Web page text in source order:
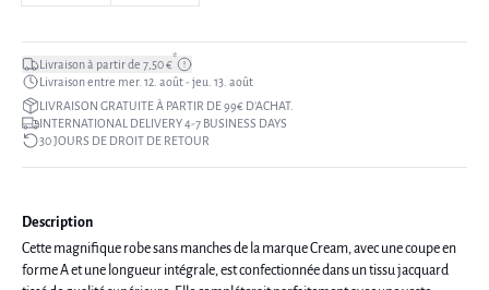
Livraison à partir de 7,50 €*
Livraison entre mer. 12. août - jeu. 13. août
LIVRAISON GRATUITE À PARTIR DE 99€ D’ACHAT.
INTERNATIONAL DELIVERY 4-7 BUSINESS DAYS
30 JOURS DE DROIT DE RETOUR
Description
Cette magnifique robe sans manches de la marque Cream, avec une coupe en
forme A et une longueur intégrale, est confectionnée dans un tissu jacquard